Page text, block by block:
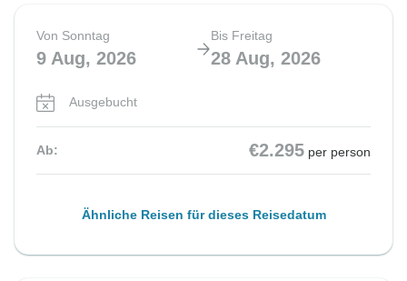
Von Sonntag
9 Aug, 2026
Bis Freitag
28 Aug, 2026
Ausgebucht
Ab: €2.295 per person
Ähnliche Reisen für dieses Reisedatum